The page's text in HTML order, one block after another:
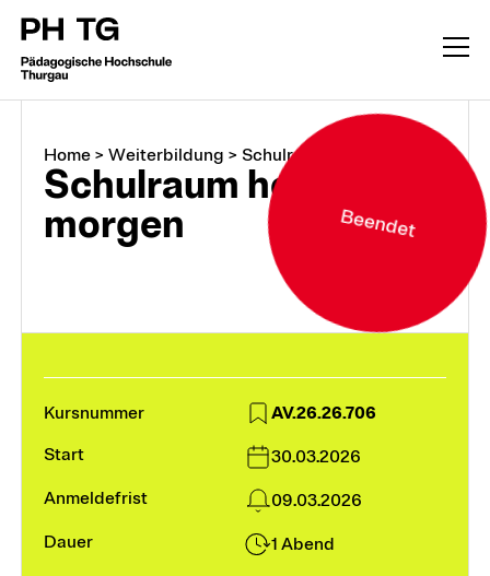
Module und Vertiefungen
Home> Weiterbildung > Schulraum heute...
Schulraum heute und
morgen
Beendet
AV.26.26.706
30.03.2026
09.03.2026
1 Abend